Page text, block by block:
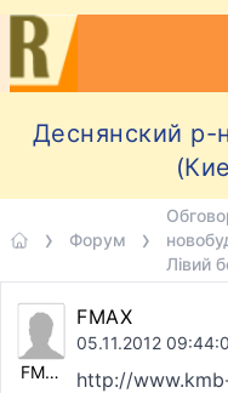
Деснянский р-
Форум
Лівий
FMAX
FMAX
05.11.2012
http://